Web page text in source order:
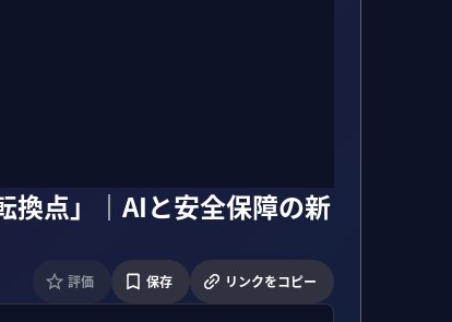
換点」｜AIと安全保障の新
評価 保存 リンクをコピー